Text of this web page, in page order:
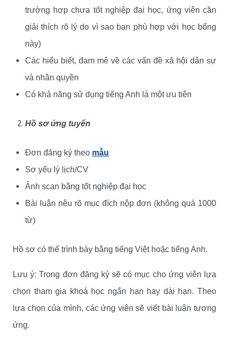
trường hợp chưa tốt nghiệp đại học, ứng viên cần
giải thích rõ lý do vì sao bạn phù hợp với học bổng
này)
Các hiểu biết, đam mê về các vấn đề xã hội dân sự
và nhân quyền
Có khả năng sử dụng tiếng Anh là một ưu tiên
Hồ sơ ứng tuyển
Đơn đăng ký theo mẫu
Sơ yếu lý lịch/CV
Ảnh scan bằng tốt nghiệp đại học
Bài luận nêu rõ mục đích nộp đơn (không quá 1000
từ)
Hồ sơ có thể trình bày bằng tiếng Việt hoặc tiếng Anh.
Lưu ý: Trong đơn đăng ký sẽ có mục cho ứng viên lựa
chọn tham gia khoá học ngắn hạn hay dài hạn. Theo
lựa chọn của mình, các ứng viên sẽ viết bài luận tương
ứng.